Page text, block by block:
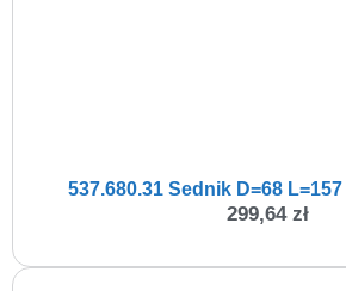
537.680.31 Sednik D=68 L=157
299,64 zł